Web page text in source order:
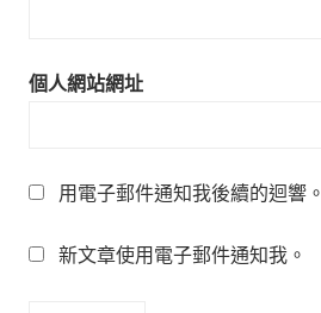
個人網站網址
用電子郵件通知我後續的迴響。
新文章使用電子郵件通知我。